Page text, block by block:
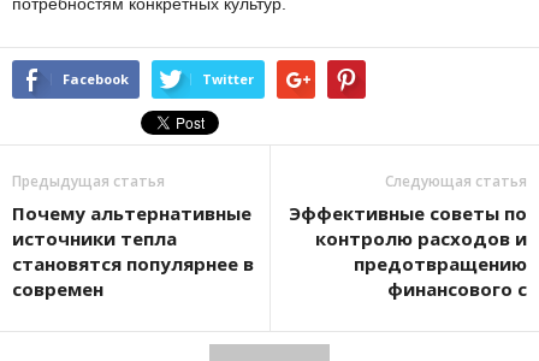
Facebook Twitter
Предыдущая статья
Почему альтернативные
источники тепла
становятся популярнее в
современ
Следующая статья
Эффективные советы по
контролю расходов и
предотвращению
финансового с